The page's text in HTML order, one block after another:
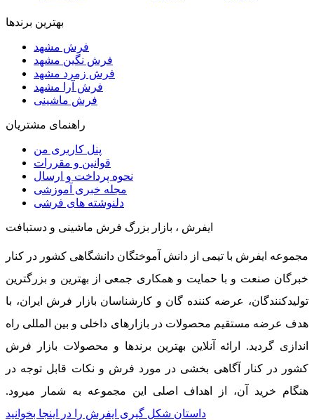
بهترین برندها
فرش مشهد
فرش نگین مشهد
فرش زمرد مشهد
فرش آرا مشهد
فرش ماشینی
راهنمای مشتریان
پنل کاربری من
قوانین و مقررات
نحوه پرداخت و ارسال
مجله خبری آموزشی
دلنوشته های فرشی
ایفرش ، بازار بزرگ فرش ماشینی و دستبافت
مجموعه ایفرش با تیمی از دانش آموختگان دانشگاهی کشور در کنار
خبرگان صنعت و با حمایت و همکاری جمعی از بهترین و بزرگترین
تولیدکنندگان، عرضه کننده گان و کارشناسان بازار فرش ایران، با
هدف عرضه مستقیم محصولات در بازارهای داخلی و بین المللی راه
اندازی گردید. ارائه آنلاین بهترین برندها و محصولات بازار فرش
کشور در کنار آگاهی بخشی در مورد فرش و نکات قابل توجه در
هنگام خرید آن، از اهداف اصلی این مجموعه به شمار میرود.
داستان شکل گیری ایفرش را در اینجا بخوانید